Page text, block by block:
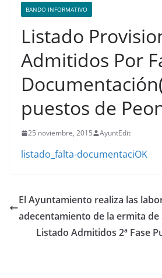
BANDO INFORMATIVO
Listado
Admitidos Por
puestos de
25 noviembre, 2015 AyuntEdit
listado_falta-documentaciOK
El Ayuntamiento realiza las
adecentamiento de la ermita de
Listado Admitidos 2ª Fase